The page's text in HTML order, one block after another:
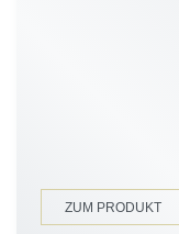
ZUM PRODUKT